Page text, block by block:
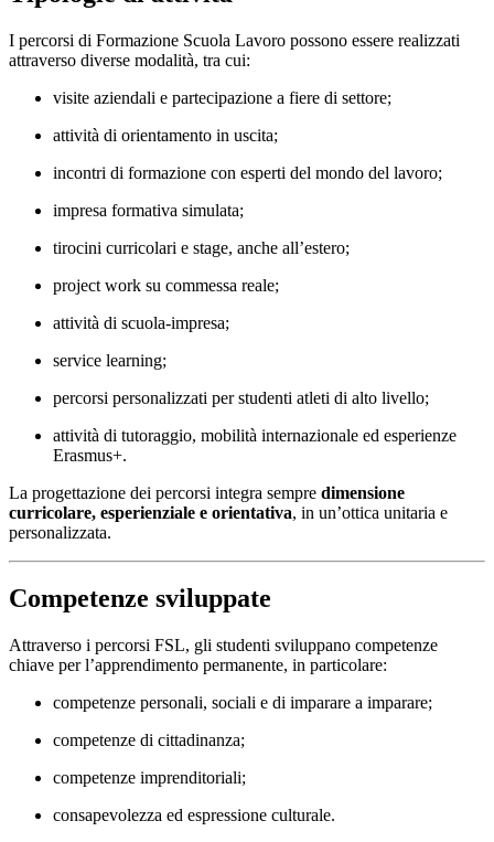
I percorsi di Formazione Scuola Lavoro possono essere realizzati
attraverso diverse modalità, tra cui:
visite aziendali e partecipazione a fiere di settore;
attività di orientamento in uscita;
incontri di formazione con esperti del mondo del lavoro;
impresa formativa simulata;
tirocini curricolari e stage, anche all’estero;
project work su commessa reale;
attività di scuola-impresa;
service learning;
percorsi personalizzati per studenti atleti di alto livello;
attività di tutoraggio, mobilità internazionale ed esperienze
Erasmus+.
La progettazione dei percorsi integra sempre dimensione
curricolare, esperienziale e orientativa, in un’ottica unitaria e
personalizzata.
Competenze sviluppate
Attraverso i percorsi FSL, gli studenti sviluppano competenze
chiave per l’apprendimento permanente, in particolare:
competenze personali, sociali e di imparare a imparare;
competenze di cittadinanza;
competenze imprenditoriali;
consapevolezza ed espressione culturale.